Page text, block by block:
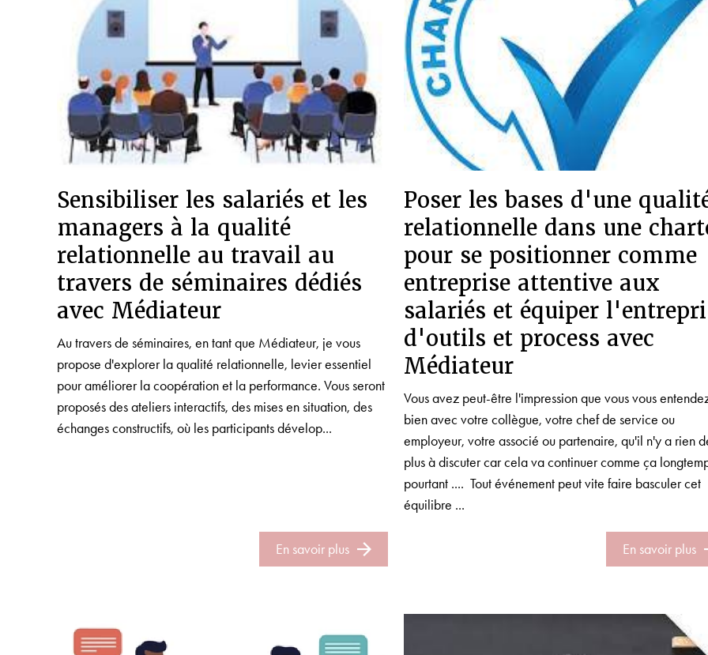
Sensibiliser les salariés et les
managers à la qualité
relationnelle au travail au
travers de séminaires dédiés
avec Médiateur
Au travers de séminaires, en tant que Médiateur, je vous
propose d'explorer la qualité relationnelle, levier essentiel
pour améliorer la coopération et la performance. Vous seront
proposés des ateliers interactifs, des mises en situation, des
échanges constructifs, où les participants dévelop...
En savoir plus
Poser les bases d'une
relationnelle dans une
pour se positionner comme
entreprise attentive aux
salariés et équiper
d'outils et process avec
Médiateur
Vous avez peut-être l'impression que vous vous
bien avec votre collègue, votre chef de service ou
employeur, votre associé ou partenaire, qu'il n'y a rien
plus à discuter car cela va continuer comme ça
pourtant .... Tout événement peut vite faire basculer cet
équilibre ...
En savoir plus